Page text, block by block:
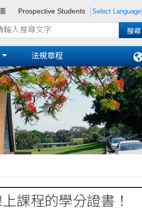
Prospective Students Select Language
法規章程
課程的學分證書！